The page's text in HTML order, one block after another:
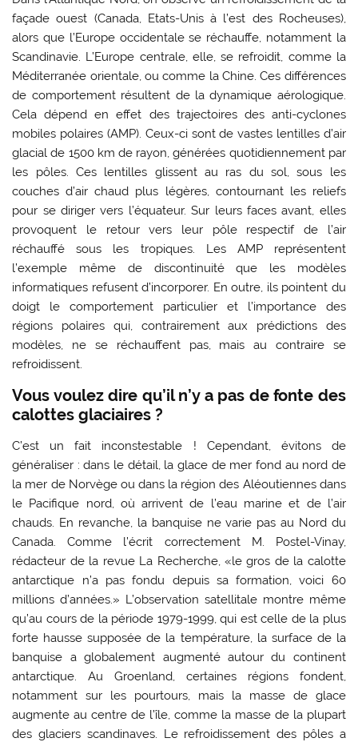
façade ouest (Canada, Etats-Unis à l’est des Rocheuses),
alors que l’Europe occidentale se réchauffe, notamment la
Scandinavie. L’Europe centrale, elle, se refroidit, comme la
Méditerranée orientale, ou comme la Chine. Ces différences
de comportement résultent de la dynamique aérologique.
Cela dépend en effet des trajectoires des anti-cyclones
mobiles polaires (AMP). Ceux-ci sont de vastes lentilles d’air
glacial de 1500 km de rayon, générées quotidiennement par
les pôles. Ces lentilles glissent au ras du sol, sous les
couches d’air chaud plus légères, contournant les reliefs
pour se diriger vers l’équateur. Sur leurs faces avant, elles
provoquent le retour vers leur pôle respectif de l’air
réchauffé sous les tropiques. Les AMP représentent
l’exemple même de discontinuité que les modèles
informatiques refusent d’incorporer. En outre, ils pointent du
doigt le comportement particulier et l’importance des
régions polaires qui, contrairement aux prédictions des
modèles, ne se réchauffent pas, mais au contraire se
refroidissent.
Vous voulez dire qu’il n’y a pas de fonte des
calottes glaciaires ?
C’est un fait inconstestable ! Cependant, évitons de
généraliser : dans le détail, la glace de mer fond au nord de
la mer de Norvège ou dans la région des Aléoutiennes dans
le Pacifique nord, où arrivent de l’eau marine et de l’air
chauds. En revanche, la banquise ne varie pas au Nord du
Canada. Comme l’écrit correctement M. Postel-Vinay,
rédacteur de la revue La Recherche, «le gros de la calotte
antarctique n’a pas fondu depuis sa formation, voici 60
millions d’années.» L’observation satellitale montre même
qu’au cours de la période 1979-1999, qui est celle de la plus
forte hausse supposée de la température, la surface de la
banquise a globalement augmenté autour du continent
antarctique. Au Groenland, certaines régions fondent,
notamment sur les pourtours, mais la masse de glace
augmente au centre de l’île, comme la masse de la plupart
des glaciers scandinaves. Le refroidissement des pôles a